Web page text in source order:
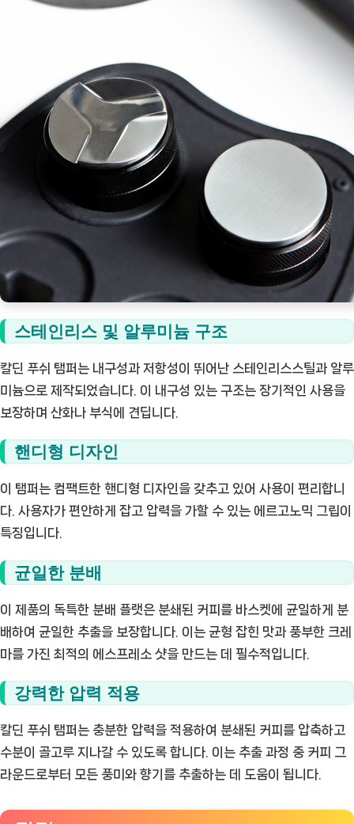
스테인리스 및 알루미늄 구조
칼딘 푸쉬 탬퍼는 내구성과 저항성이 뛰어난 스테인리스스틸과 알루
미늄으로 제작되었습니다. 이 내구성 있는 구조는 장기적인 사용을
보장하며 산화나 부식에 견딥니다.
핸디형 디자인
이 탬퍼는 컴팩트한 핸디형 디자인을 갖추고 있어 사용이 편리합니
다. 사용자가 편안하게 잡고 압력을 가할 수 있는 에르고노믹 그립이
특징입니다.
균일한 분배
이 제품의 독특한 분배 플랫은 분쇄된 커피를 바스켓에 균일하게 분
배하여 균일한 추출을 보장합니다. 이는 균형 잡힌 맛과 풍부한 크레
마를 가진 최적의 에스프레소 샷을 만드는 데 필수적입니다.
강력한 압력 적용
칼딘 푸쉬 탬퍼는 충분한 압력을 적용하여 분쇄된 커피를 압축하고
수분이 골고루 지나갈 수 있도록 합니다. 이는 추출 과정 중 커피 그
라운드로부터 모든 풍미와 향기를 추출하는 데 도움이 됩니다.